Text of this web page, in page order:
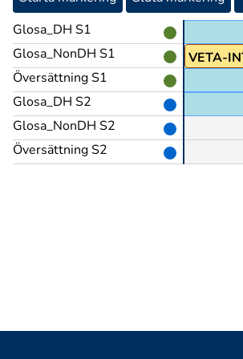
Glosa_DH S1
Glosa_NonDH S1
Översättning S1
Glosa_DH S2
Glosa_NonDH S2
Översättning S2
VETA-
JA@b